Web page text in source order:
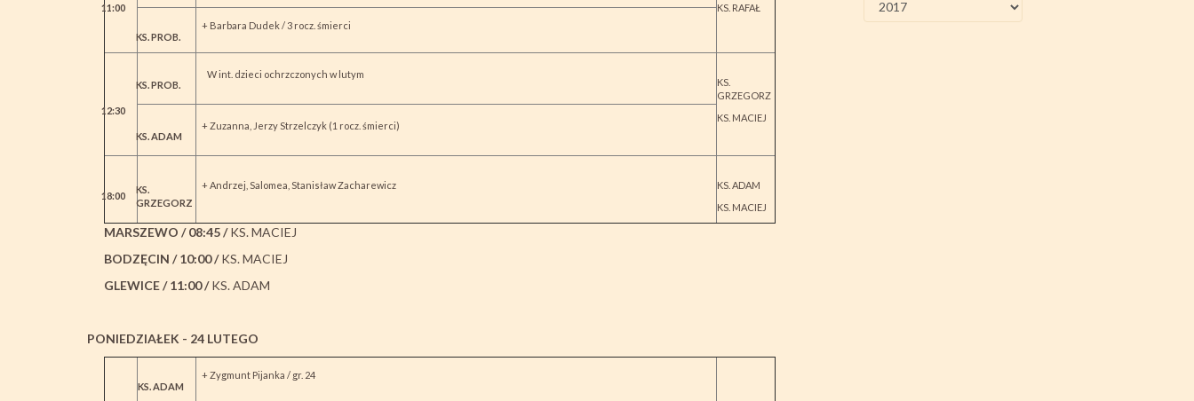
11:00 KS. RAFAŁ
KS. PROB.
+ Barbara Dudek / 3 rocz. śmierci
12:30
KS. PROB.
W int. dzieci ochrzczonych w lutym
KS.
GRZEGORZ
KS. MACIEJ
KS. ADAM
+ Zuzanna, Jerzy Strzelczyk (1 rocz. śmierci)
18:00
KS.
GRZEGORZ
+ Andrzej, Salomea, Stanisław Zacharewicz
KS. ADAM
KS. MACIEJ
MARSZEWO / 08:45 /KS. MACIEJ
BODZĘCIN / 10:00 /KS. MACIEJ
GLEWICE / 11:00 /KS. ADAM
PONIEDZIAŁEK - 24 LUTEGO
KS. ADAM
+ Zygmunt Pijanka / gr. 24